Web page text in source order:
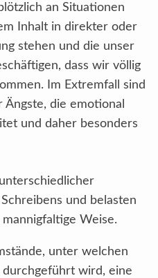
an Situationen
Inhalt in direkter oder
stehen und die unser
dass wir völlig
Im Extremfall sind
Ängste, die emotional
und daher besonders
und belasten
Weise.
unter welchen
wird, eine